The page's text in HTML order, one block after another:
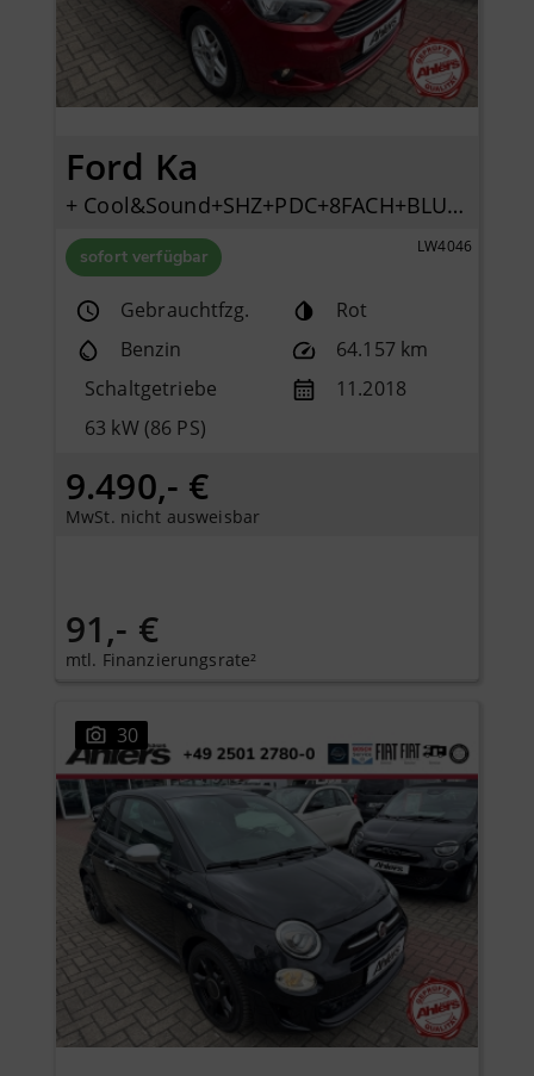
Ford Ka
+ Cool&Sound+SHZ+PDC+8FACH+BLUETOOTH+KLIMA+2HAND+
sofort verfügbar LW4046
Gebrauchtfzg.
Rot
Benzin
64.157 km
Schaltgetriebe
11.2018
63 kW (86 PS)
9.490,- €
MwSt. nicht ausweisbar
91,- €
mtl. Finanzierungsrate²
30